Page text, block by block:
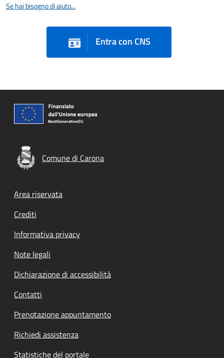
Se hai bisogno di aiuto...
Entra con CNS
Comune di Carona
Footer menu
Area riservata
Crediti
Informativa privacy
Note legali
Dichiarazione di accessibilità
Contatti
Prenotazione appuntamento
Richiedi assistenza
Statistiche del portale